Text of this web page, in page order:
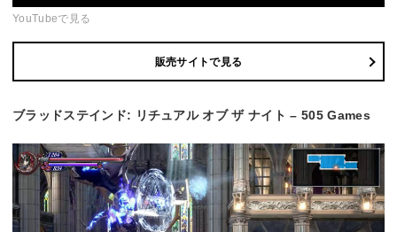
YouTubeで見る
販売サイトで見る
ブラッドステインド: リチュアル オブ ザ ナイト – 505 Games